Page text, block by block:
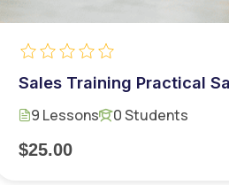
Sales Training Practical
9 Lessons
0 Students
$25.00